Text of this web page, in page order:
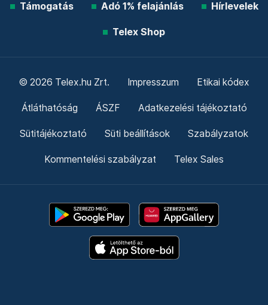
Támogatás Adó 1% felajánlás Hírlevelek
Telex Shop
© 2026 Telex.hu Zrt. Impresszum Etikai kódex
Átláthatóság ÁSZF Adatkezelési tájékoztató
Sütitájékoztató Süti beállítások Szabályzatok
Kommentelési szabályzat Telex Sales